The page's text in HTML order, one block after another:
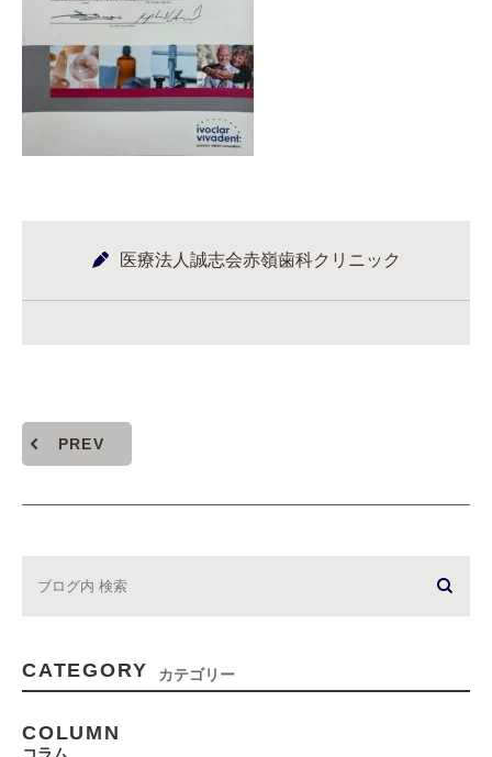
医療法人誠志会赤嶺歯科クリニック
PREV
CATEGORY カテゴリー
COLUMN